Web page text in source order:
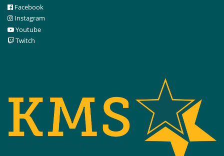
Facebook
Instagram
Youtube
Twitch